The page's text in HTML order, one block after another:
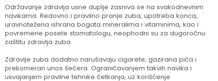
Održavanje zdravlja usne duplje zasniva se na svakodnevnim
navikama. Redovno i pravilno pranje zuba, upotreba konca,
uravnotežena ishrana bogata mineralima i vitaminima, kao i
povremene posete stomatologu, neophodni su za dugoročnu
zaštitu zdravlja zuba.
Zdravlje zuba dodatno narušavaju cigarete, gazirana pića i
prekomeran unos šećera. Ograničavanjem takvih navika i
usvajanjem pravilne tehnike četkanja, uz korišćenje